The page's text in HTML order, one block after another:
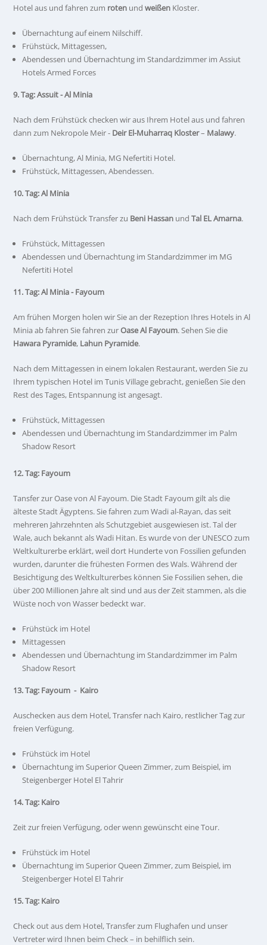
Hotel aus und fahren zum roten und weißen Kloster.
Übernachtung auf einem Nilschiff.
Frühstück, Mittagessen,
Abendessen und Übernachtung im Standardzimmer im Assiut
Hotels Armed Forces
9. Tag: Assuit - Al Minia
Nach dem Frühstück checken wir aus Ihrem Hotel aus und fahren
dann zum Nekropole Meir - Deir El-Muharraq Kloster– Malawy.
Übernachtung, Al Minia, MG Nefertiti Hotel.
Frühstück, Mittagessen, Abendessen.
10. Tag: Al Minia
Nach dem Frühstück Transfer zu Beni Hassan und Tal EL Amarna.
Frühstück, Mittagessen
Abendessen und Übernachtung im Standardzimmer im MG
Nefertiti Hotel
11. Tag: Al Minia - Fayoum
Am frühen Morgen holen wir Sie an der Rezeption Ihres Hotels in Al
Minia ab fahren Sie fahren zurOase Al Fayoum. Sehen Sie die
Hawara Pyramide, Lahun Pyramide.
Nach dem Mittagessen in einem lokalen Restaurant, werden Sie zu
Ihrem typischen Hotel im Tunis Village gebracht, genießen Sie den
Rest des Tages, Entspannung ist angesagt.
Frühstück, Mittagessen
Abendessen und Übernachtung im Standardzimmer im Palm
Shadow Resort
12. Tag: Fayoum
Tansfer zur Oase von Al Fayoum. Die Stadt Fayoum gilt als die
älteste Stadt Ägyptens. Sie fahren zum Wadi al-Rayan, das seit
mehreren Jahrzehnten als Schutzgebiet ausgewiesen ist. Tal der
Wale, auch bekannt als Wadi Hitan. Es wurde von der UNESCO zum
Weltkulturerbe erklärt, weil dort Hunderte von Fossilien gefunden
wurden, darunter die frühesten Formen des Wals. Während der
Besichtigung des Weltkulturerbes können Sie Fossilien sehen, die
über 200 Millionen Jahre alt sind und aus der Zeit stammen, als die
Wüste noch von Wasser bedeckt war.
Frühstück im Hotel
Mittagessen
Abendessen und Übernachtung im Standardzimmer im Palm
Shadow Resort
13. Tag: Fayoum - Kairo
Auschecken aus dem Hotel, Transfer nach Kairo, restlicher Tag zur
freien Verfügung.
Frühstück im Hotel
Übernachtung im Superior Queen Zimmer, zum Beispiel, im
Steigenberger Hotel El Tahrir
14. Tag: Kairo
Zeit zur freien Verfügung, oder wenn gewünscht eine Tour.
Frühstück im Hotel
Übernachtung im Superior Queen Zimmer, zum Beispiel, im
Steigenberger Hotel El Tahrir
15. Tag: Kairo
Check out aus dem Hotel, Transfer zum Flughafen und unser
Vertreter wird Ihnen beim Check – in behilflich sein.